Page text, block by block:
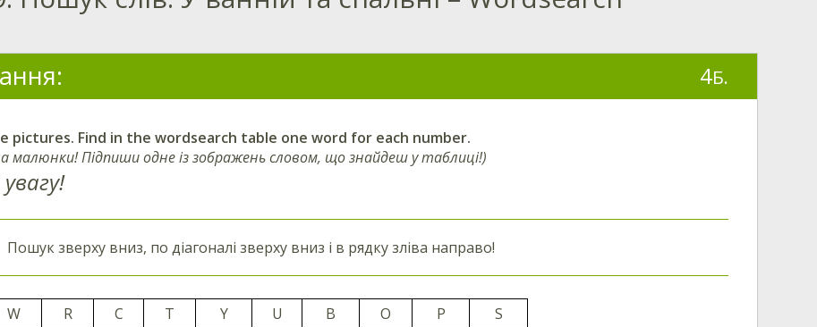
4Б.
pictures. Find in the wordsearch table one word for each number.
малюнки! Підпиши одне із зображень словом, що знайдеш у таблиці!)
Пошук зверху вниз, по діагоналі зверху вниз і в рядку зліва направо!
W R C T Y U B O P
S